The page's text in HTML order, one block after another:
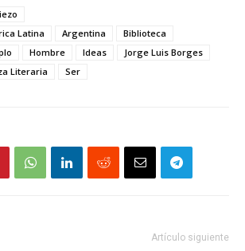
Latina Argentina
Biblioteca
Hombre Ideas
Jorge Luis Borges
Literaria Ser
Artículo siguiente